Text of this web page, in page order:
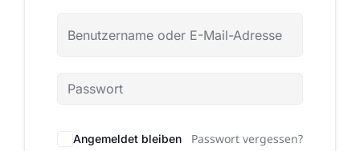
Angemeldet bleiben Passwort vergessen?